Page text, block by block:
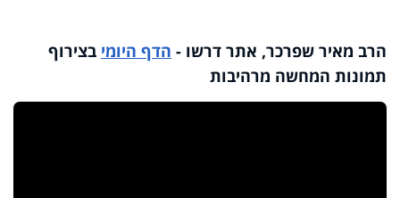
הרב מאיר שפרכר, אתר דרשו - הדף היומי בצירוף
תמונות המחשה מרהיבות